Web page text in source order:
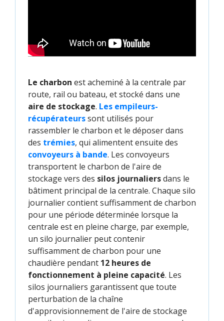
Le charbon est acheminé à la centrale par
route, rail ou bateau, et stocké dans une
aire de stockage. Les empileurs-
récupérateurssont utilisés pour
rassembler le charbon et le déposer dans
des trémies, qui alimentent ensuite des
convoyeurs à bande. Les convoyeurs
transportent le charbon de l'aire de
stockage vers des silos journaliersdans le
bâtiment principal de la centrale. Chaque silo
journalier contient suffisamment de charbon
pour une période déterminée lorsque la
centrale est en pleine charge, par exemple,
un silo journalier peut contenir
suffisamment de charbon pour une
chaudière pendant 12 heures de
fonctionnement à pleine capacité. Les
silos journaliers garantissent que toute
perturbation de la chaîne
d'approvisionnement de l'aire de stockage